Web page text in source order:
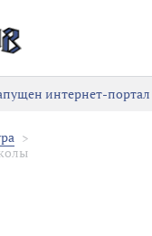
интернет-портал